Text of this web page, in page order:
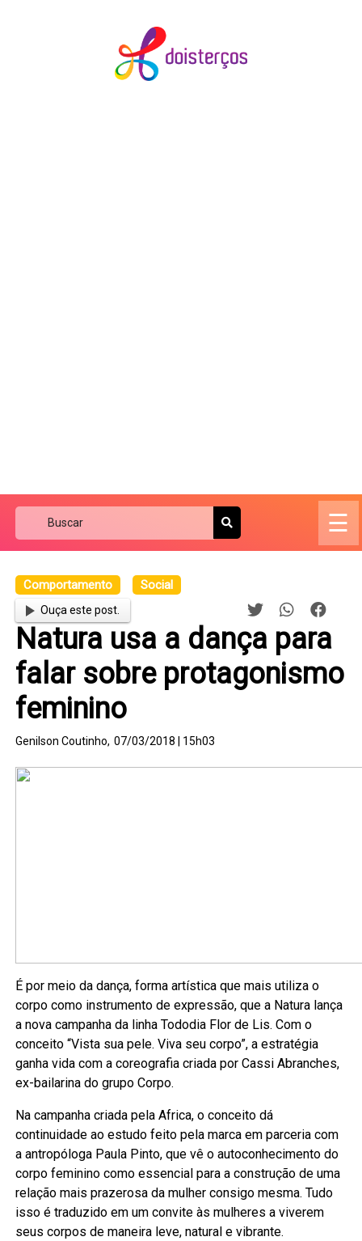
☰
Comportamento Social
Ouça este post.
Natura usa a dança para
falar sobre protagonismo
feminino
Genilson Coutinho, 07/03/2018 | 15h03
É por meio da dança, forma artística que mais utiliza o
corpo como instrumento de expressão, que a Natura lança
a nova campanha da linha Tododia Flor de Lis. Com o
conceito “Vista sua pele. Viva seu corpo”, a estratégia
ganha vida com a coreografia criada por Cassi Abranches,
ex-bailarina do grupo Corpo.
Na campanha criada pela Africa, o conceito dá
continuidade ao estudo feito pela marca em parceria com
a antropóloga Paula Pinto, que vê o autoconhecimento do
corpo feminino como essencial para a construção de uma
relação mais prazerosa da mulher consigo mesma. Tudo
isso é traduzido em um convite às mulheres a viverem
seus corpos de maneira leve, natural e vibrante.